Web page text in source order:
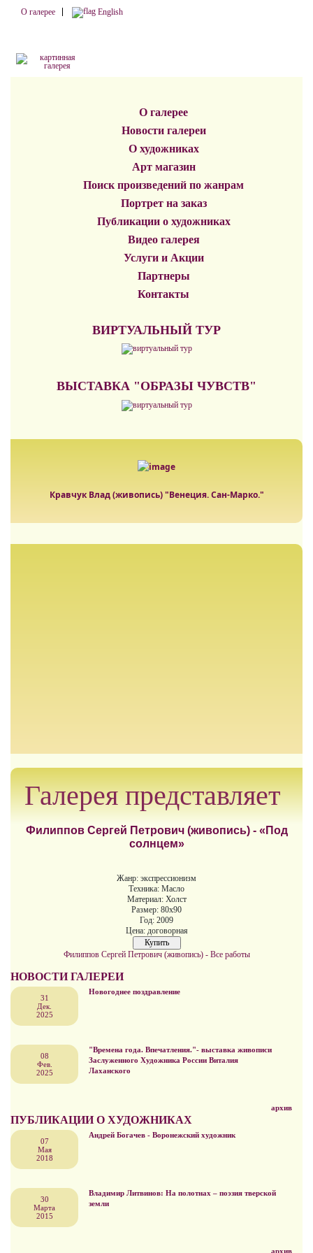
О галерее English
О галерее
Новости галереи
О художниках
Арт магазин
Поиск произведений по жанрам
Портрет на заказ
Публикации о художниках
Видео галерея
Услуги и Акции
Партнеры
Контакты
ВИРТУАЛЬНЫЙ ТУР
ВЫСТАВКА "ОБРАЗЫ ЧУВСТВ"
Кравчук Влад (живопись) "Венеция. Сан-Марко."
Галерея представляет
Филиппов Сергей Петрович (живопись) - «Под
солнцем»
Жанр: экспрессионизм
Техника: Масло
Материал: Холст
Размер: 80х90
Год: 2009
Цена: договорная
Филиппов Сергей Петрович (живопись) - Все работы
НОВОСТИ ГАЛЕРЕИ
31
Дек.
2025
Новогоднее поздравление
08
Фев.
2025
"Времена года. Впечатления."- выставка живописи
Заслуженного Художника России Виталия
Лаханского
архив
ПУБЛИКАЦИИ О ХУДОЖНИКАХ
07
Мая
2018
Андрей Богачев - Воронежский художник
30
Марта
2015
Владимир Литвинов: На полотнах – поэзия тверской
земли
архив